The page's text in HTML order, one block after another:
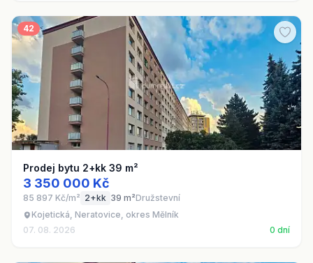
42
Prodej bytu 2+kk 39 m²
3 350 000 Kč
85 897 Kč/m² 2+kk 39 m²Družstevní
Kojetická, Neratovice, okres Mělník
07. 08. 2026
0 dní